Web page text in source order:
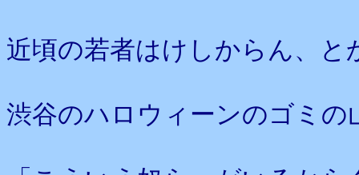
近頃の若者はけしからん、と
渋谷のハロウィーンのゴミの